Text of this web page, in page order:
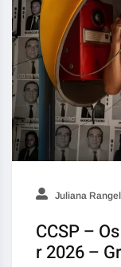
Juliana Rangel
CCSP –
r 2026 –